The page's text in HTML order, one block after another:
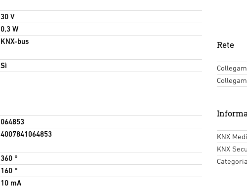
30 V
0,3 W
KNX-bus
Sì
064853
4007841064853
360 °
160 °
10 mA
Rete
KNX
KNX